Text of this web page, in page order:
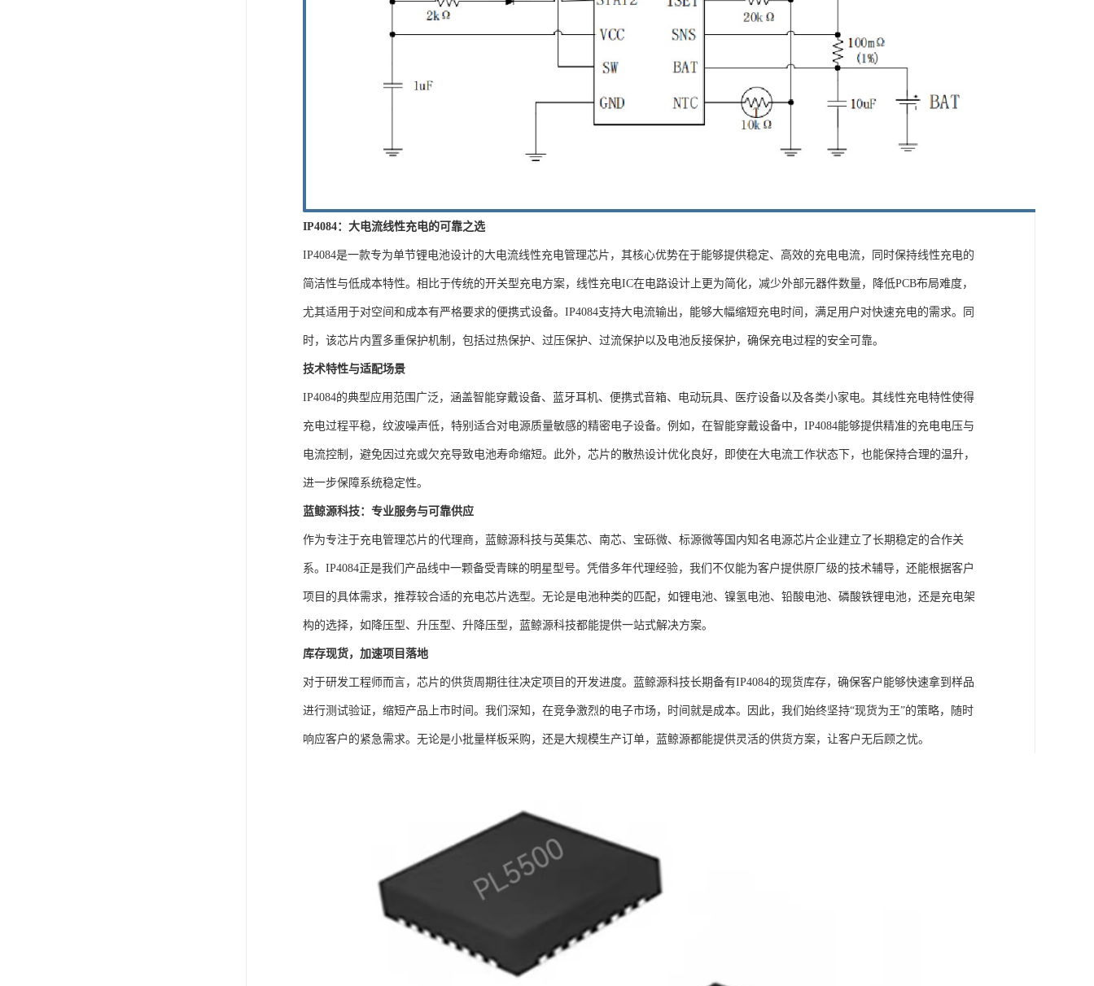
IP4084：大电流线性充电的可靠之选
IP4084是一款专为单节锂电池设计的大电流线性充电管理芯片，其核心优势在于能够提供稳定、高效的充电电流，同时保持线性充电的
简洁性与低成本特性。相比于传统的开关型充电方案，线性充电IC在电路设计上更为简化，减少外部元器件数量，降低PCB布局难度，
尤其适用于对空间和成本有严格要求的便携式设备。IP4084支持大电流输出，能够大幅缩短充电时间，满足用户对快速充电的需求。同
时，该芯片内置多重保护机制，包括过热保护、过压保护、过流保护以及电池反接保护，确保充电过程的安全可靠。
技术特性与适配场景
IP4084的典型应用范围广泛，涵盖智能穿戴设备、蓝牙耳机、便携式音箱、电动玩具、医疗设备以及各类小家电。其线性充电特性使得
充电过程平稳，纹波噪声低，特别适合对电源质量敏感的精密电子设备。例如，在智能穿戴设备中，IP4084能够提供精准的充电电压与
电流控制，避免因过充或欠充导致电池寿命缩短。此外，芯片的散热设计优化良好，即使在大电流工作状态下，也能保持合理的温升，
进一步保障系统稳定性。
蓝鲸源科技：专业服务与可靠供应
作为专注于充电管理芯片的代理商，蓝鲸源科技与英集芯、南芯、宝砾微、标源微等国内知名电源芯片企业建立了长期稳定的合作关
系。IP4084正是我们产品线中一颗备受青睐的明星型号。凭借多年代理经验，我们不仅能为客户提供原厂级的技术辅导，还能根据客户
项目的具体需求，推荐较合适的充电芯片选型。无论是电池种类的匹配，如锂电池、镍氢电池、铅酸电池、磷酸铁锂电池，还是充电架
构的选择，如降压型、升压型、升降压型，蓝鲸源科技都能提供一站式解决方案。
库存现货，加速项目落地
对于研发工程师而言，芯片的供货周期往往决定项目的开发进度。蓝鲸源科技长期备有IP4084的现货库存，确保客户能够快速拿到样品
进行测试验证，缩短产品上市时间。我们深知，在竞争激烈的电子市场，时间就是成本。因此，我们始终坚持“现货为王”的策略，随时
响应客户的紧急需求。无论是小批量样板采购，还是大规模生产订单，蓝鲸源都能提供灵活的供货方案，让客户无后顾之忧。